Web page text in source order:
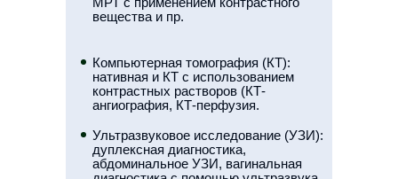
вещества и пр.
Компьютерная томография (КТ):
нативная и КТ с использованием
контрастных растворов (КТ-
ангиография, КТ-перфузия.
Ультразвуковое исследование (УЗИ):
дуплексная диагностика,
абдоминальное УЗИ, вагинальная